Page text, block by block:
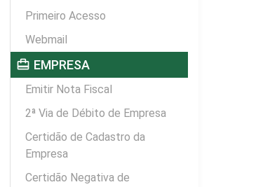
Primeiro Acesso
Webmail
card_travel EMPRESA
Emitir Nota Fiscal
2ª Via de Débito de Empresa
Certidão de Cadastro da
Empresa
Certidão Negativa de